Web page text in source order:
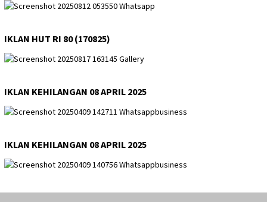
IKLAN HUT RI 80 (170825)
IKLAN KEHILANGAN 08 APRIL 2025
IKLAN KEHILANGAN 08 APRIL 2025